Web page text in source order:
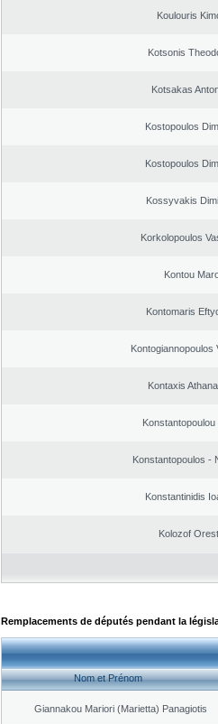
Koulouris
Kotsonis
Kotsakas
Kostopoulos
Kostopoulos
Kossyvakis
Korkolopoulos
Kontou
Kontomaris
Kontogiannopoulos
Kontaxis
Konstantopoulou
Konstantopoulos -
Konstantinidis
Kolozof
Remplacements de députés pendant la
Nom et Prénom
Giannakou Mariori (Marietta) Panagiotis